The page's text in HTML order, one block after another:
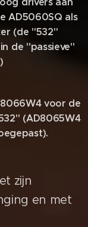
AD5060SQ als
(de "532"
de "passieve"
voor de
(AD8065W4
zijn
en met